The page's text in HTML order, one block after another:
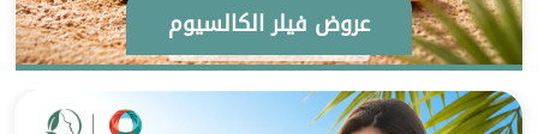
عروض فيلر الكالسيوم